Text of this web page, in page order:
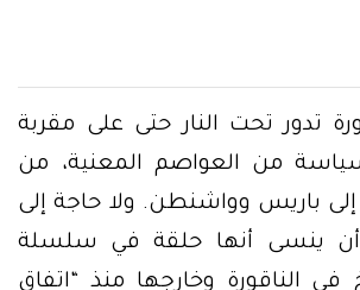
تدور تحت النار حتى على مقربة
من العواصم المعنية، من
إلى باريس وواشنطن. ولا حاجة إلى
أن ينسى أنها حلقة في سلسلة
في الناقورة وخارجها منذ “اتفاق